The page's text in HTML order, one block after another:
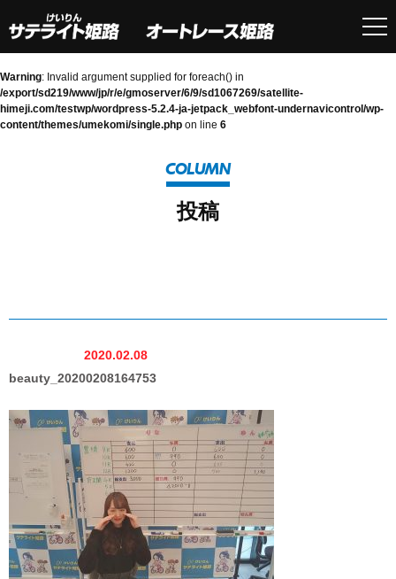
Warning: Invalid argument supplied for foreach() in
/export/sd219/www/jp/r/e/gmoserver/6/9/sd1067269/satellite-
himeji.com/testwp/wordpress-5.2.4-ja-jetpack_webfont-undernavicontrol/wp-
content/themes/umekomi/single.php on line 6
COLUMN
投稿
2020.02.08
beauty_20200208164753